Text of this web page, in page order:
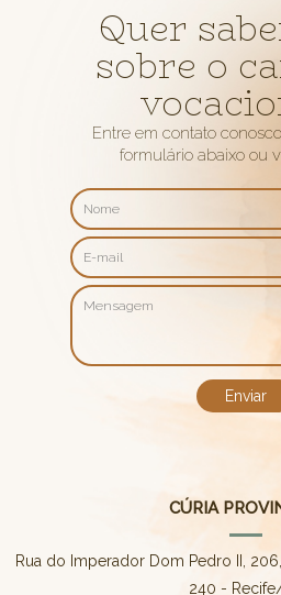
Quer
sobre o
Entre em contato
formulário abaixo ou
CÚRIA
Rua do Imperador Dom Pedro II,
240 -